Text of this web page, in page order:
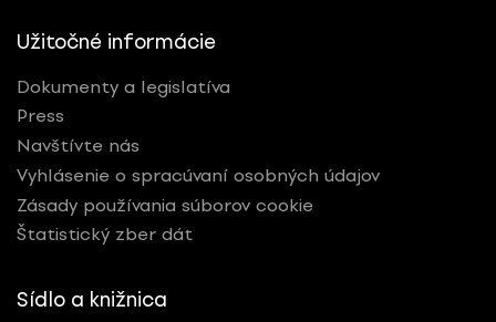
Užitočné informácie
Dokumenty a legislatíva
Press
Navštívte nás
Vyhlásenie o spracúvaní osobných údajov
Zásady používania súborov cookie
Štatistický zber dát
Sídlo a knižnica